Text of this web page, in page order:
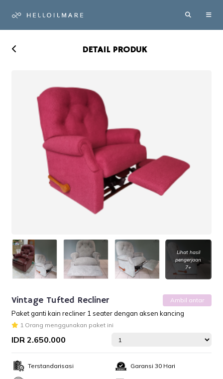
DETAIL PRODUK
Lihat hasil
pengerjaan
7+
Vintage Tufted Recliner Ambil antar
Paket ganti kain recliner 1 seater dengan aksen kancing
1 Orang menggunakan paket ini
IDR 2.650.000
Terstandarisasi Garansi 30 Hari